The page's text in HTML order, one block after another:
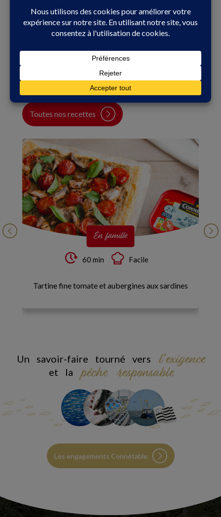
Nos autres recettes
Retrouvez plein d'autres recettes
et laissez parler votre créativité !
Toutes nos recettes
En famille
60 min Facile
Tartine fine tomate et aubergines aux sardines
Un savoir-faire tourné vers l’exigence
et la pêche responsable
Les engagements Connétable